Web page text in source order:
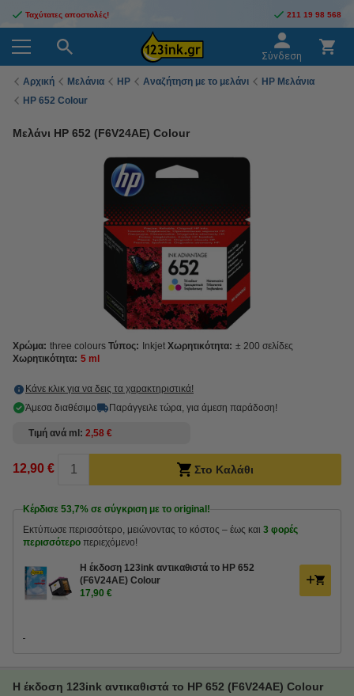
Ταχύτατες αποστολές! 211 19 98 568
Σύνδεση
Αρχική Μελάνια HP Αναζήτηση με το μελάνι
HP Μελάνια
HP 652 Colour
Μελάνι HP 652 (F6V24AE) Colour
Χρώμα: three colours Τύπος: Inkjet Χωρητικότητα: ± 200 σελίδες
Χωρητικότητα: 5 ml
Κάνε κλικ για να δεις τα χαρακτηριστικά!
Άμεσα διαθέσιμο
Παράγγειλε τώρα, για άμεση παράδοση!
Τιμή ανά ml 2,58 €
12,90 € Στο Καλάθι
Κέρδισε 53,7% σε σύγκριση με το original!
Εκτύπωσε περισσότερο, μειώνοντας το κόστος – έως και 3 φορές
περισσότερο περιεχόμενο!
Η έκδοση 123ink αντικαθιστά το HP 652
(F6V24AE) Colour
17,90 €
Η έκδοση 123ink αντικαθιστά το HP 652 (F6V24AE) Colour